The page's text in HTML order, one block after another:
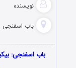
نویسنده
باب اسفنجی